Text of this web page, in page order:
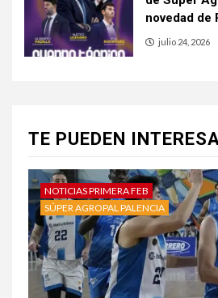
novedad de
julio 24, 2026
TE PUEDEN
NOTICIAS PRIMERA FEB
SÚPER AGROPAL PALENCIA